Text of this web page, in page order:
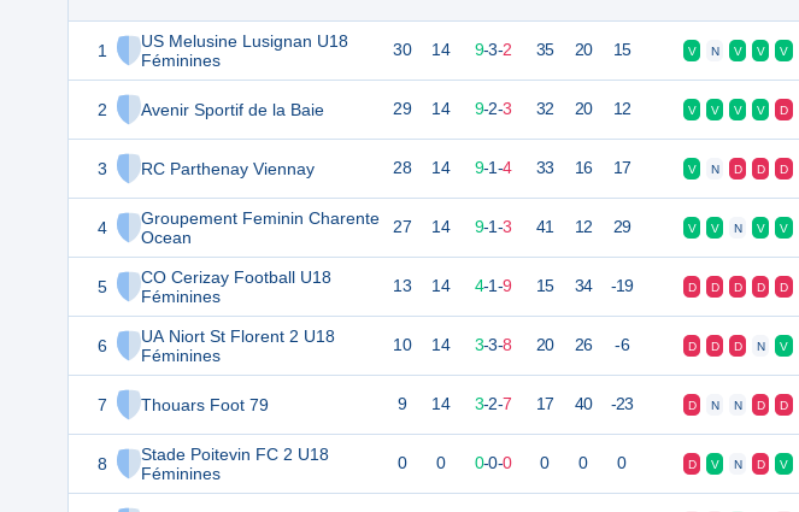
1
US Melusine Lusignan U18
Féminines
2 Avenir Sportif de la Baie
3 RC Parthenay Viennay
4
Groupement Feminin Charente
Ocean
5
CO Cerizay Football U18
Féminines
6
UA Niort St Florent 2 U18
Féminines
7 Thouars Foot 79
8
Stade Poitevin FC 2 U18
Féminines
30 14 9-3-2 35 20 15 V N V V V
29 14 9-2-3 32 20 12 V V V V D
28 14 9-1-4 33 16 17 V N D D D
27 14 9-1-3 41 12 29 V V N V V
13 14 4-1-9 15 34 -19 D D D D D
10 14 3-3-8 20 26 -6 D D D N V
9 14 3-2-7 17 40 -23 D N N D D
0 0 0-0-0 0 0 0 D V N D V